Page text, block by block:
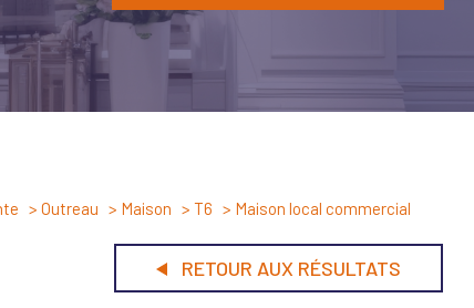
Outreau Maison T6 Maison local commercial
RETOUR AUX RÉSULTATS